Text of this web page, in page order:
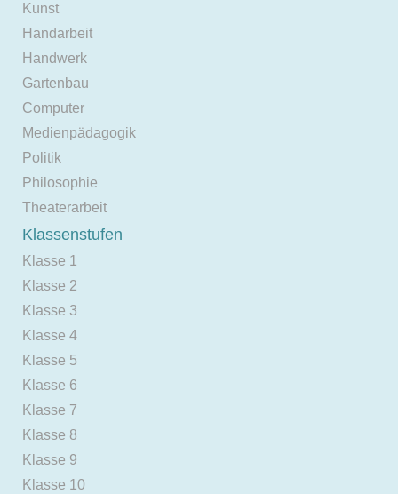
Kunst
Handarbeit
Handwerk
Gartenbau
Computer
Medienpädagogik
Politik
Philosophie
Theaterarbeit
Klassenstufen
Klasse 1
Klasse 2
Klasse 3
Klasse 4
Klasse 5
Klasse 6
Klasse 7
Klasse 8
Klasse 9
Klasse 10